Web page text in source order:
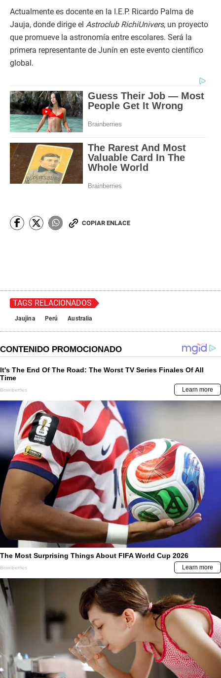
Actualmente es docente en la I.E.P. Ricardo Palma de
Jauja, donde dirige el Astroclub RichiUnivers, un proyecto
que promueve la astronomía entre escolares. Será la
primera representante de Junín en este evento científico
global.
COPIAR ENLACE
TAGS RELACIONADOS
Jaujina Perú Australia